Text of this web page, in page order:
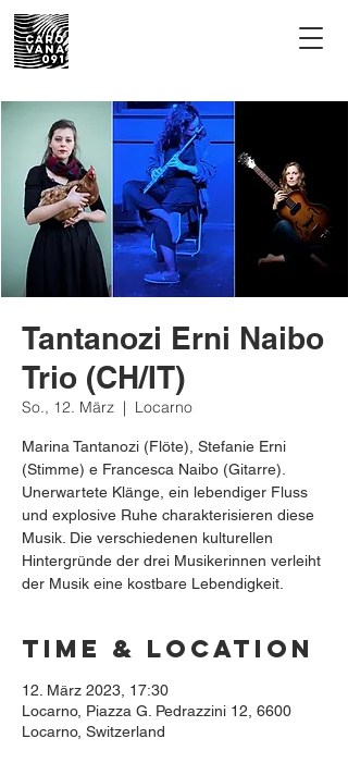
Tantanozi Erni Naibo
Trio (CH/IT)
So., 12. März
  |
Locarno
Marina Tantanozi (Flöte), Stefanie Erni
(Stimme) e Francesca Naibo (Gitarre).
Unerwartete Klänge, ein lebendiger Fluss
und explosive Ruhe charakterisieren diese
Musik. Die verschiedenen kulturellen
Hintergründe der drei Musikerinnen verleiht
der Musik eine kostbare Lebendigkeit.
Time & Location
12. März 2023, 17:30
Locarno, Piazza G. Pedrazzini 12, 6600
Locarno, Switzerland